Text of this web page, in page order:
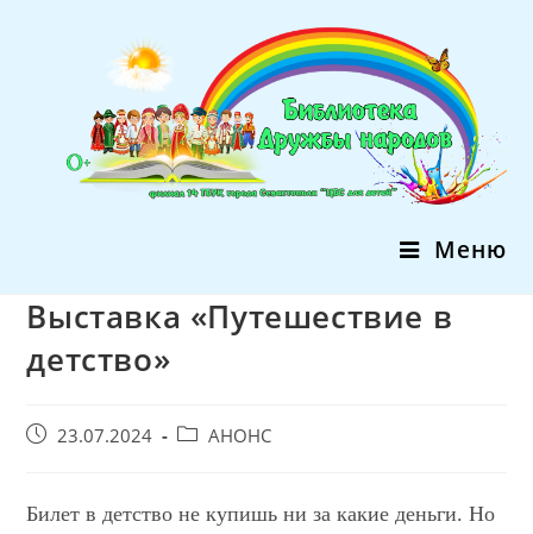
Меню
Выставка «Путешествие в
детство»
Запись23.07.2024
PostАНОНС
Билет в детство не купишь ни за какие деньги. Но